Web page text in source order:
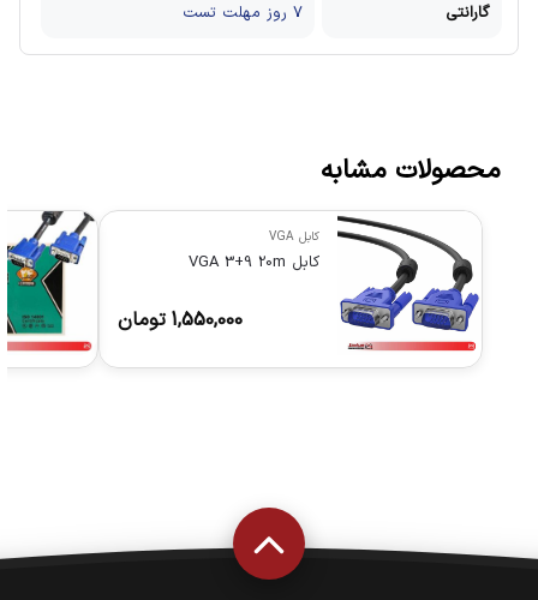
گارانتی 7 روز مهلت تست
محصولات مشابه
کابل VGA
کابل VGA 3+9 20m
1,550,000 تومان